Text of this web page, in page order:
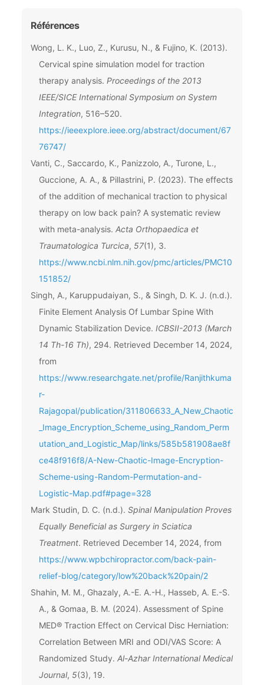
Références
Wong, L. K., Luo, Z., Kurusu, N., & Fujino, K. (2013).
Cervical spine simulation model for traction
therapy analysis. Proceedings of the 2013
IEEE/SICE International Symposium on System
Integration, 516–520.
https://ieeexplore.ieee.org/abstract/document/67
76747/
Vanti, C., Saccardo, K., Panizzolo, A., Turone, L.,
Guccione, A. A., & Pillastrini, P. (2023). The effects
of the addition of mechanical traction to physical
therapy on low back pain? A systematic review
with meta-analysis. Acta Orthopaedica et
Traumatologica Turcica, 57(1), 3.
https://www.ncbi.nlm.nih.gov/pmc/articles/PMC10
151852/
Singh, A., Karuppudaiyan, S., & Singh, D. K. J. (n.d.).
Finite Element Analysis Of Lumbar Spine With
Dynamic Stabilization Device. ICBSII-2013 (March
14 Th-16 Th), 294. Retrieved December 14, 2024,
from
https://www.researchgate.net/profile/Ranjithkuma
r-
Rajagopal/publication/311806633_A_New_Chaotic
_Image_Encryption_Scheme_using_Random_Perm
utation_and_Logistic_Map/links/585b581908ae8f
ce48f916f8/A-New-Chaotic-Image-Encryption-
Scheme-using-Random-Permutation-and-
Logistic-Map.pdf#page=328
Mark Studin, D. C. (n.d.). Spinal Manipulation Proves
Equally Beneficial as Surgery in Sciatica
Treatment. Retrieved December 14, 2024, from
https://www.wpbchiropractor.com/back-pain-
relief-blog/category/low%20back%20pain/2
Shahin, M. M., Ghazaly, A.-E. A.-H., Hasseb, A. E.-S.
A., & Gomaa, B. M. (2024). Assessment of Spine
MED® Traction Effect on Cervical Disc Herniation:
Correlation Between MRI and ODI/VAS Score: A
Randomized Study. Al-Azhar International Medical
Journal, 5(3), 19.